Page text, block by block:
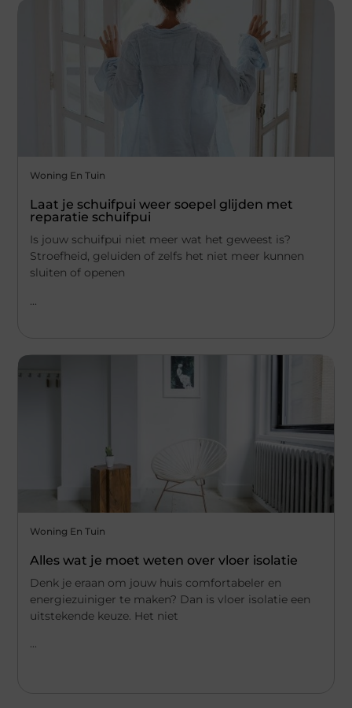
Woning En Tuin
Laat je schuifpui weer soepel glijden met
reparatie schuifpui
Is jouw schuifpui niet meer wat het geweest is?
Stroefheid, geluiden of zelfs het niet meer kunnen
sluiten of openen
...
Woning En Tuin
Alles wat je moet weten over vloer isolatie
Denk je eraan om jouw huis comfortabeler en
energiezuiniger te maken? Dan is vloer isolatie een
uitstekende keuze. Het niet
...